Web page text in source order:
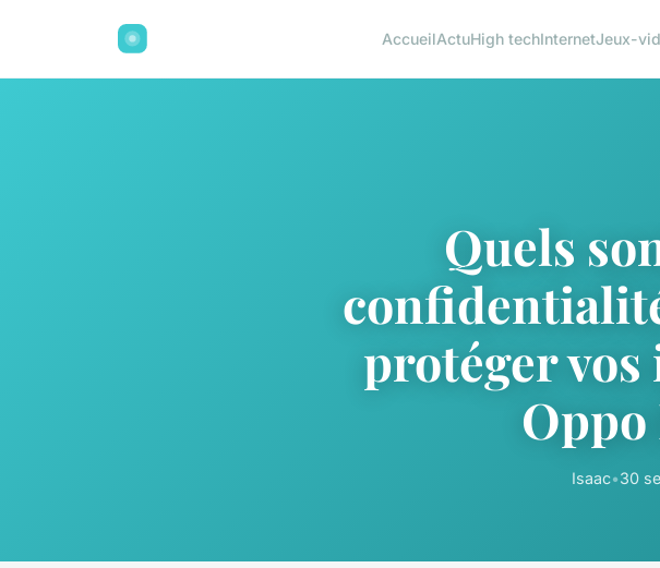
AccueilActuHigh techInternetJeux-
Quels
protéger
Oppo
Isaac•30